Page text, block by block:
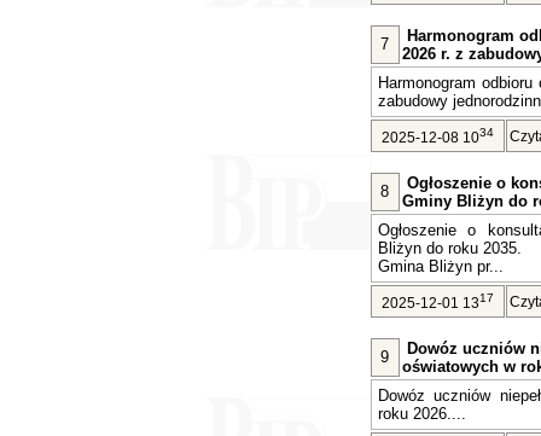
7
Harmonogram
2026 r. z
Harmonogram
zabudowy
2025-12-08 1034
8
Ogłoszenie o
Gminy Bliżyn do
Ogłoszenie o
Bliżyn do roku 2035.
Gmina Bliżyn pr...
2025-12-01 1317
9
Dowóz uczniów
oświatowych w
Dowóz uczniów
roku 2026....